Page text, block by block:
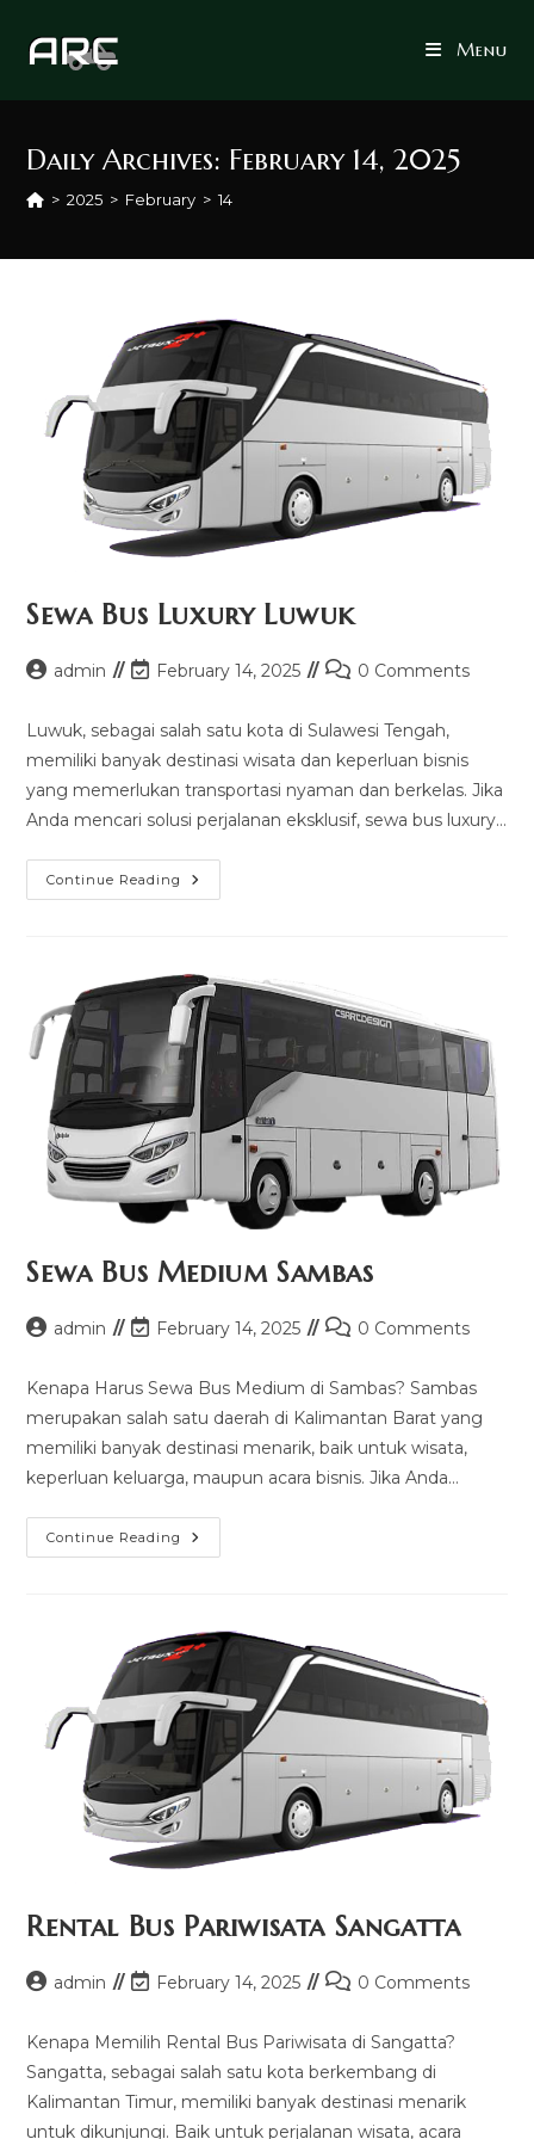
Menu
Daily Archives: February 14, 2025
> 2025 > February > 14
Sewa Bus Luxury Luwuk
Postadmin
Post
modified:
February 14, 2025
Post0 Comments
Luwuk, sebagai salah satu kota di Sulawesi Tengah,
memiliki banyak destinasi wisata dan keperluan bisnis
yang memerlukan transportasi nyaman dan berkelas. Jika
Anda mencari solusi perjalanan eksklusif, sewa bus luxury…
Continue Reading Sewa
Bus
Sewa Bus Medium Sambas
Postadmin
Post
modified:
February 14, 2025
Post0 Comments
Kenapa Harus Sewa Bus Medium di Sambas? Sambas
merupakan salah satu daerah di Kalimantan Barat yang
memiliki banyak destinasi menarik, baik untuk wisata,
keperluan keluarga, maupun acara bisnis. Jika Anda…
Continue Reading Sewa
Bus
Rental Bus Pariwisata Sangatta
Postadmin
Post
modified:
February 14, 2025
Post0 Comments
Kenapa Memilih Rental Bus Pariwisata di Sangatta?
Sangatta, sebagai salah satu kota berkembang di
Kalimantan Timur, memiliki banyak destinasi menarik
untuk dikunjungi. Baik untuk perjalanan wisata, acara